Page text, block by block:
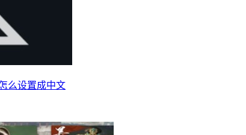
么设置成中文